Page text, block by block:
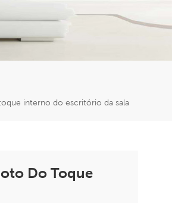
interno do escritório da sala
Do Toque